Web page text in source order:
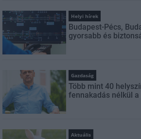
Helyi hírek
Budapest-Pécs,
gyorsabb és
Gazdaság
Több mint 40
fennakadás nélkül
Aktuális